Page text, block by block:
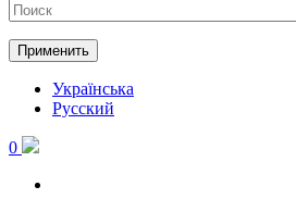
Применить
Українська
Русский
0